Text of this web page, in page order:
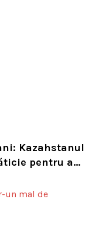
Kazahstanul
pentru a